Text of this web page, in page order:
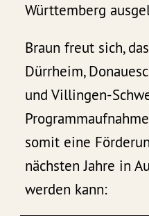
Württemberg
Braun freut sich,
Dürrheim,
und Villingen-
somit eine
nächsten Jahre in
werden kann: